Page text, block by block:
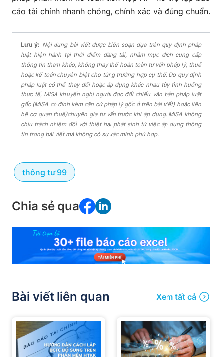
cáo tài chính nhanh chóng, chính xác và đúng chuẩn.
Lưu ý: Nội dung bài viết được biên soạn dựa trên quy định pháp
luật hiện hành tại thời điểm đăng tải, nhằm mục đích cung cấp
thông tin tham khảo, không thay thế hoàn toàn tư vấn pháp lý, thuế
hoặc kế toán chuyên biệt cho từng trường hợp cụ thể. Do quy định
pháp luật có thể thay đổi hoặc áp dụng khác nhau tùy tình huống
thực tế, MISA khuyến nghị người đọc đối chiếu văn bản pháp luật
gốc (MISA có đính kèm căn cứ pháp lý gốc ở trên bài viết) hoặc liên
hệ cơ quan thuế/chuyên gia tư vấn trước khi áp dụng. MISA không
chịu trách nhiệm đối với thiệt hại phát sinh từ việc áp dụng thông
tin trong bài viết mà không có sự xác minh phù hợp.
thông tư 99
Chia sẻ qua
Bài viết liên quan Xem tất cả